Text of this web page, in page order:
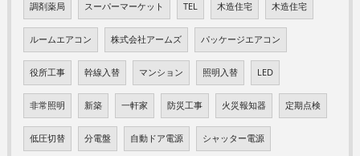
調剤薬局 スーパーマーケット TEL 木造住宅 木造住宅
ルームエアコン 株式会社アームズ パッケージエアコン
役所工事 幹線入替 マンション 照明入替 LED
非常照明 新築 一軒家 防災工事 火災報知器 定期点検
低圧切替 分電盤 自動ドア電源 シャッター電源